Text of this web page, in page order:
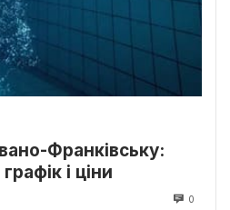
Франківську:
і ціни
0